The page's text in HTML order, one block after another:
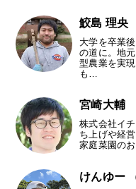
鮫島 理央
大学を卒業
の道に。地
型農業を実
も…
宮崎大輔
株式会社イ
ち上げや経
家庭菜園の
けんゆー